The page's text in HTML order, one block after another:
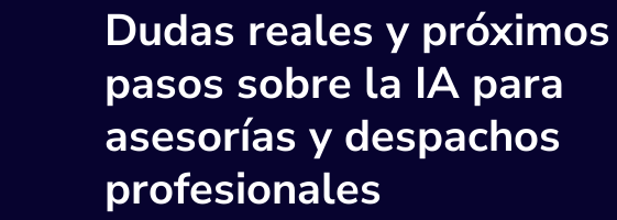
Dudas reales y próximos
pasos sobre la IA para
asesorías y despachos
profesionales